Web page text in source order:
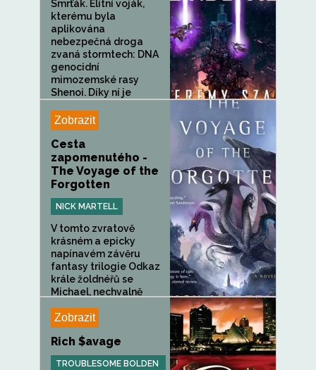
Smrťák. Elitní voják,
kterému byla
aplikována
nebezpečná droga
zvaná stormtech: DNA
genocidní
mimozemské rasy
Shenoi. Díky ní je
agresivnější. Za...
Zobrazit
Cesta
zapomenutého -
The Voyage of the
Forgotten
NICK MARTELL
V tomto zvratově
krásném a epicky
napínavém závěru
fantasy trilogie Odkaz
krále žoldnéřů se
Michael, nechvalně
Zobrazit
Rich $avage
TROUBLESOME BOLDEN